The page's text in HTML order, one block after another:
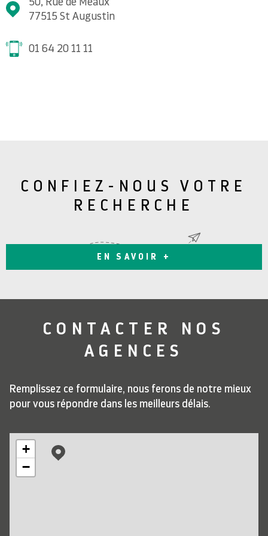
77515
St Augustin
01 64 20 11 11
CONFIEZ-NOUS VOTRE
RECHERCHE
EN SAVOIR +
CONTACTER
NOS
AGENCES
Remplissez ce formulaire, nous ferons de notre mieux
pour vous répondre dans les meilleurs délais.
+
−